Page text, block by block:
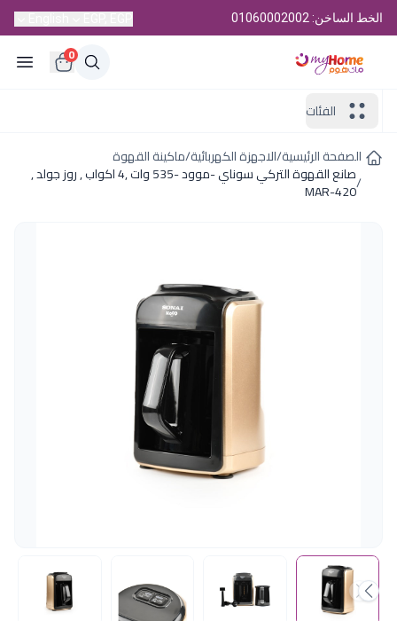
الخط الساخن: 01060002002
0
الفئات
الصفحة الرئيسية/الاجهزة الكهربائية/ماكينة القهوة
/
صانع القهوة التركي سوناي -موود -535 وات ,4 اكواب , روز جولد ,
MAR-420